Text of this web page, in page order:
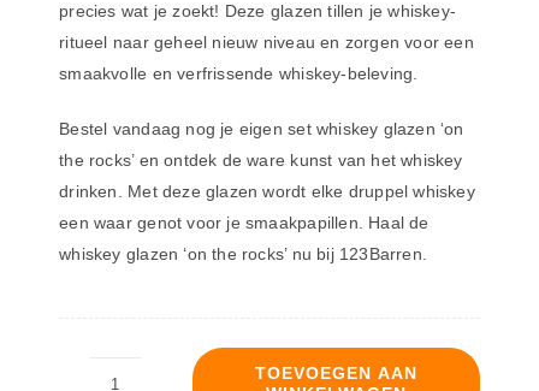
precies wat je zoekt! Deze glazen tillen je whiskey-
ritueel naar geheel nieuw niveau en zorgen voor een
smaakvolle en verfrissende whiskey-beleving.
Bestel vandaag nog je eigen set whiskey glazen ‘on
the rocks’ en ontdek de ware kunst van het whiskey
drinken. Met deze glazen wordt elke druppel whiskey
een waar genot voor je smaakpapillen. Haal de
whiskey glazen ‘on the rocks’ nu bij 123Barren.
TOEVOEGEN AAN